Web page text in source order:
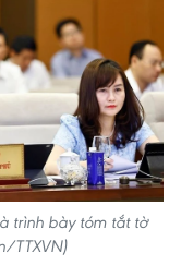
trình bày tóm tắt tờ
TTXVN)